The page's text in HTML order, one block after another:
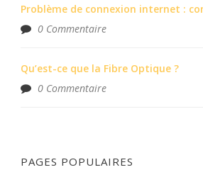
Problème de connexion internet :
0 Commentaire
Qu’est-ce que la Fibre Optique ?
0 Commentaire
PAGES POPULAIRES